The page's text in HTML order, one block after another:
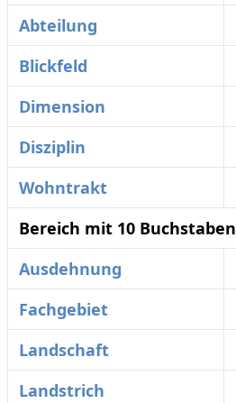
Abteilung
Blickfeld
Dimension
Disziplin
Wohntrakt
Bereich mit 10 Buchstaben
Ausdehnung
Fachgebiet
Landschaft
Landstrich